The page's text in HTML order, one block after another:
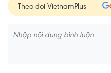
Theo dõi VietnamPlus